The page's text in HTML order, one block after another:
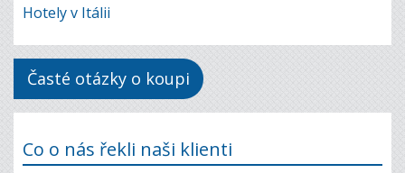
Hotely v Itálii
Časté otázky o koupi
Co o nás řekli naši klienti